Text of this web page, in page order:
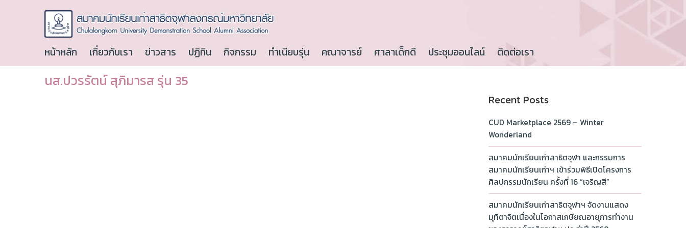
หน้าหลัก เกี่ยวกับเรา ข่าวสาร ปฏิทิน กิจกรรม ทำเนียบรุ่น คณาจารย์ ศาลาเด็กดี ประชุมออนไลน์ ติดต่อเรา
นส.ปวรรัตน์ สุภิมารส รุ่น 35
Recent Posts
CUD Marketplace 2569 – Winter
Wonderland
สมาคมนักเรียนเก่าสาธิตจุฬา และกรรมการ
สมาคมนักเรียนเก่าฯ เข้าร่วมพิธีเปิดโครงการ
ศิลปกรรมนักเรียน ครั้งที่ 16 “เจริญสี”
สมาคมนักเรียนเก่าสาธิตจุฬาฯ จัดงานแสดง
มุทิตาจิตเนื่องในโอกาสเกษียณอายุการทำงาน